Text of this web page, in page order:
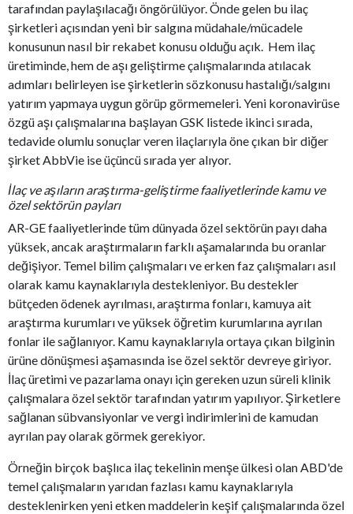
tarafından paylaşılacağı öngörülüyor. Önde gelen bu ilaç
şirketleri açısından yeni bir salgına müdahale/mücadele
konusunun nasıl bir rekabet konusu olduğu açık. Hem ilaç
üretiminde, hem de aşı geliştirme çalışmalarında atılacak
adımları belirleyen ise şirketlerin sözkonusu hastalığı/salgını
yatırım yapmaya uygun görüp görmemeleri. Yeni koronavirüse
özgü aşı çalışmalarına başlayan GSK listede ikinci sırada,
tedavide olumlu sonuçlar veren ilaçlarıyla öne çıkan bir diğer
şirket AbbVie ise üçüncü sırada yer alıyor.
İlaç ve aşıların araştırma-geliştirme faaliyetlerinde kamu ve
özel sektörün payları
AR-GE faaliyetlerinde tüm dünyada özel sektörün payı daha
yüksek, ancak araştırmaların farklı aşamalarında bu oranlar
değişiyor. Temel bilim çalışmaları ve erken faz çalışmaları asıl
olarak kamu kaynaklarıyla destekleniyor. Bu destekler
bütçeden ödenek ayrılması, araştırma fonları, kamuya ait
araştırma kurumları ve yüksek öğretim kurumlarına ayrılan
fonlar ile sağlanıyor. Kamu kaynaklarıyla ortaya çıkan bilginin
ürüne dönüşmesi aşamasında ise özel sektör devreye giriyor.
İlaç üretimi ve pazarlama onayı için gereken uzun süreli klinik
çalışmalara özel sektör tarafından yatırım yapılıyor. Şirketlere
sağlanan sübvansiyonlar ve vergi indirimlerini de kamudan
ayrılan pay olarak görmek gerekiyor.
Örneğin birçok başlıca ilaç tekelinin menşe ülkesi olan ABD'de
temel çalışmaların yarıdan fazlası kamu kaynaklarıyla
desteklenirken yeni etken maddelerin keşif çalışmalarında özel